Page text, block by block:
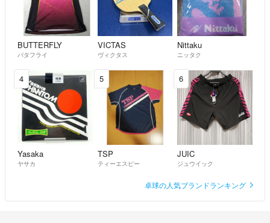
BUTTERFLY
バタフライ
VICTAS
ヴィクタス
Nittaku
ニッタク
4
Yasaka
ヤサカ
5
TSP
ティーエスピー
6
JUIC
ジュウイック
卓球の人気ブランドランキング